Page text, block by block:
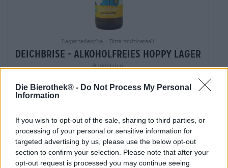
Die Bierothek® - Do Not Process My Personal
Information
If you wish to opt-out of the sale, sharing to third parties, or
processing of your personal or sensitive information for
targeted advertising by us, please use the below opt-out
section to confirm your selection. Please note that after your
opt-out request is processed you may continue seeing
Lager tedesche | Birra multicereali
deichbrise - alkoholfreies hoppy lager
Buddelship
MEHRWEG
0,33 L Bottiglia - € 13,30 / LTR